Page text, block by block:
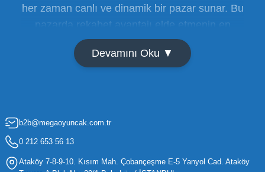
her zaman canlı ve dinamik bir pazar sunar. Bu
pazarda rekabet avantajı elde etmenin en
temel yolu ise doğru tedarikçiyi bulmaktan
geçer. Toptan oyuncak satışı süreçlerinde
hızla değişen trendlere sahip olduğu için,
işletmelerin stoklarını güncel tutması ve her
yaş grubuna hitap eden ürünleri bünyesinde
Devamını Oku ▼
b2b@megaoyuncak.com.tr
0 212 653 56 13
Ataköy 7-8-9-10. Kısım Mah. Çobançeşme E-5 Yanyol Cad. Ataköy